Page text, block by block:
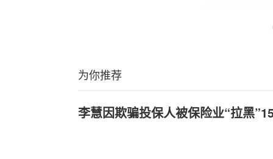
为你推荐
李慧因欺骗投保人被保险业“拉黑